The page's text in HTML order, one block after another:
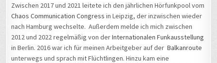
Zwischen 2017 und 2021 leitete ich den jährlichen Hörfunkpool vom
Chaos Communication Congress in Leipzig, der inzwischen wieder
nach Hamburg wechselte. Außerdem melde ich mich zwischen
2012 und 2022 regelmäßig von derInternationalen Funkausstellung
in Berlin. 2016 war ich für meinen Arbeitgeber auf derBalkanroute
unterwegs und sprach mit Flüchtlingen. Hinzu kam eine